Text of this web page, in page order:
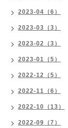
2023-04（6）
2023-03（3）
2023-02（3）
2023-01（5）
2022-12（5）
2022-11（6）
2022-10（13）
2022-09（7）